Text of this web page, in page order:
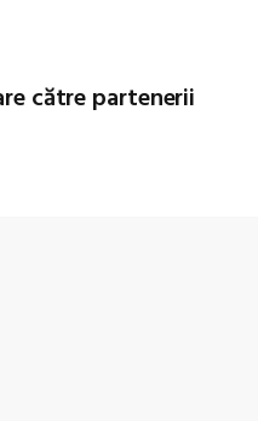
către partenerii